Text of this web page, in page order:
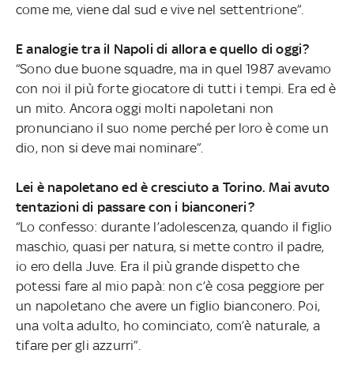
come me, viene dal sud e vive nel settentrione”.
E analogie tra il Napoli di allora e quello di oggi?
“Sono due buone squadre, ma in quel 1987 avevamo
con noi il più forte giocatore di tutti i tempi. Era ed è
un mito. Ancora oggi molti napoletani non
pronunciano il suo nome perché per loro è come un
dio, non si deve mai nominare”.
Lei è napoletano ed è cresciuto a Torino. Mai avuto
tentazioni di passare con i bianconeri?
“Lo confesso: durante l’adolescenza, quando il figlio
maschio, quasi per natura, si mette contro il padre,
io ero della Juve. Era il più grande dispetto che
potessi fare al mio papà: non c’è cosa peggiore per
un napoletano che avere un figlio bianconero. Poi,
una volta adulto, ho cominciato, com’è naturale, a
tifare per gli azzurri”.